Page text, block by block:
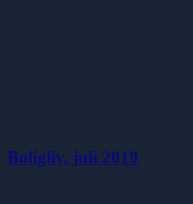
Boligliv, juli 2019